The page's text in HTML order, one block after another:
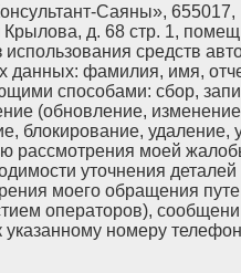
Саяны», 655017,
Крылова, д. 68 стр. 1,
средств
данных: фамилия, имя,
способами: сбор,
(обновление,
блокирование, удаление,
рассмотрения моей
уточнения
моего обращения
операторов),
номеру